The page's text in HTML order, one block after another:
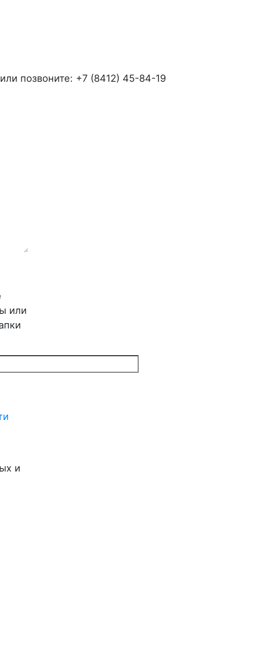
позвоните: +7 (8412) 45-84-19
или
и